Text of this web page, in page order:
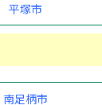
平塚市
南足柄市